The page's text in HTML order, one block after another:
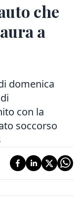
che
a
domenica
con la
soccorso